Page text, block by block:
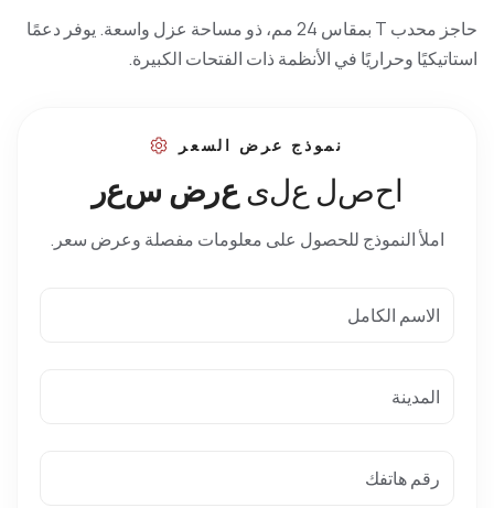
حاجز محدب T بمقاس 24 مم، ذو مساحة عزل واسعة. يوفر دعمًا
استاتيكيًا وحراريًا في الأنظمة ذات الفتحات الكبيرة.
نموذج عرض السعر
احصل على عر ض سعر
املأ النموذج للحصول على معلومات مفصلة وعرض سعر.